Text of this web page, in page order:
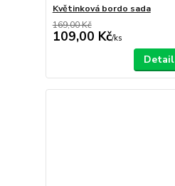
Květinková bordo sada
169,00 Kč
109,00 Kč/ks
Detail